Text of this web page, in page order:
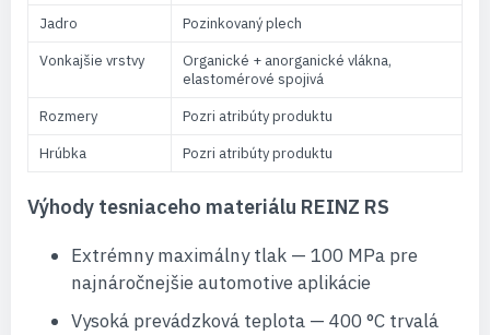
Jadro
Pozinkovaný plech
Vonkajšie vrstvy
Organické + anorganické vlákna,
elastomérové spojivá
Rozmery
Pozri atribúty produktu
Hrúbka
Pozri atribúty produktu
Výhody tesniaceho materiálu REINZ RS
Extrémny maximálny tlak — 100 MPa pre
najnáročnejšie automotive aplikácie
Vysoká prevádzková teplota — 400 °C trvalá